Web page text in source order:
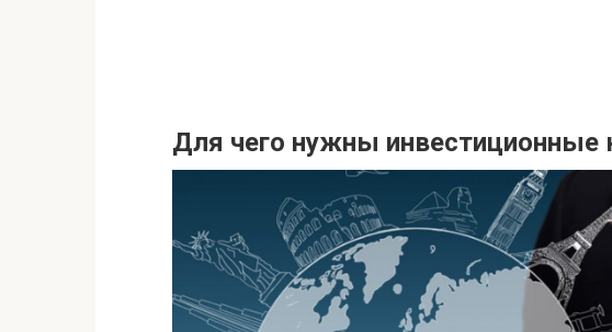
Для чего нужны инвестиционные